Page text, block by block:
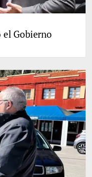
el Gobierno